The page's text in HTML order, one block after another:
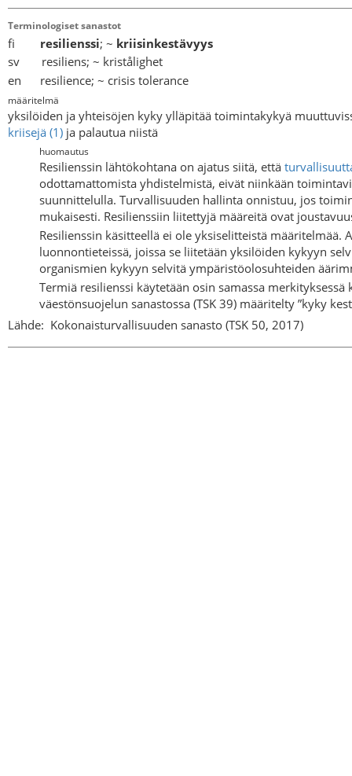
Terminologiset sanastot
fi resilienssi; ~ kriisinkestävyys
sv resiliens; ~ kristålighet
en resilience; ~ crisis tolerance
määritelmä
yksilöiden ja yhteisöjen kyky ylläpitää toimintakykyä
kriisejä (1) ja palautua niistä
huomautus
Resilienssin lähtökohtana on ajatus siitä, että
odottamattomista yhdistelmistä, eivät niinkään
suunnittelulla. Turvallisuuden hallinta onnistuu, jos
mukaisesti. Resilienssiin liitettyjä määreitä ovat
Resilienssin käsitteellä ei ole yksiselitteistä
luonnontieteissä, joissa se liitetään yksilöiden kykyyn
organismien kykyyn selvitä ympäristöolosuhteiden
Termiä resilienssi käytetään osin samassa
väestönsuojelun sanastossa (TSK 39) määritelty ”kyky
Lähde: Kokonaisturvallisuuden sanasto (TSK 50, 2017)